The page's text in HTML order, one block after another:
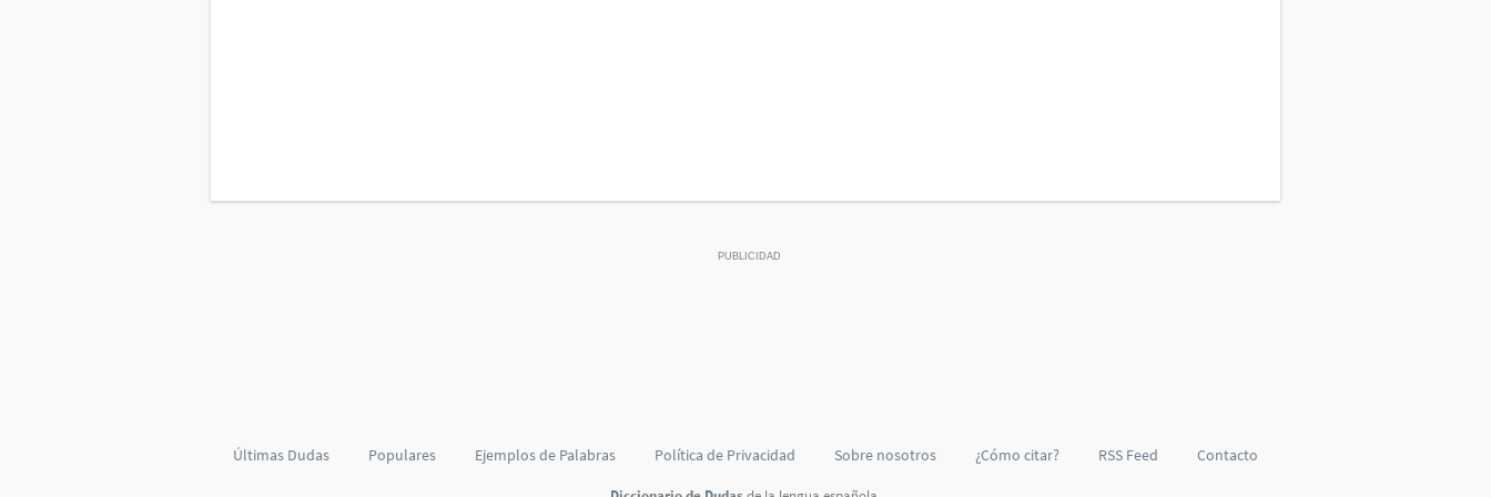
Últimas Dudas Populares Ejemplos de Palabras Política de Privacidad Sobre nosotros ¿Cómo citar? RSS Feed Contacto